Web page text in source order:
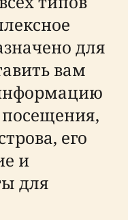
для
вам
его
и
для